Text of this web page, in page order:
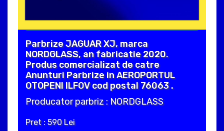
Parbrize JAGUAR XJ, marca
NORDGLASS, an fabricatie 2020.
Produs comercializat de catre
Anunturi Parbrize in AEROPORTUL
OTOPENI ILFOV cod postal 76063 .
Producator parbriz : NORDGLASS
Pret : 590 Lei